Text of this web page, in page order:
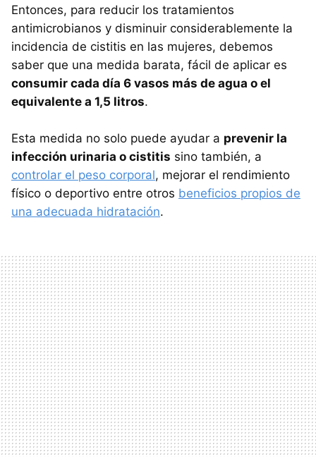
Entonces, para reducir los tratamientos
antimicrobianos y disminuir considerablemente la
incidencia de cistitis en las mujeres, debemos
saber que una medida barata, fácil de aplicar es
consumir cada día 6 vasos más de agua o el
equivalente a 1,5 litros.
Esta medida no solo puede ayudar a prevenir la
infección urinaria o cistitis sino también, a
controlar el peso corporal, mejorar el rendimiento
físico o deportivo entre otros beneficios propios de
una adecuada hidratación.